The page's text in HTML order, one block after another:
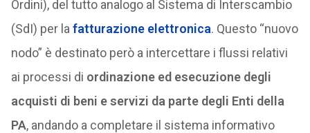
Ordini), del tutto analogo al Sistema di Interscambio
(SdI) per la fatturazione elettronica. Questo “nuovo
nodo” è destinato però a intercettare i flussi relativi
ai processi di ordinazione ed esecuzione degli
acquisti di beni e servizi da parte degli Enti della
PA, andando a completare il sistema informativo